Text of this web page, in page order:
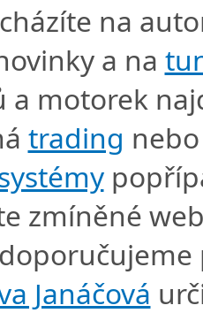
na
a na
a motorek
trading
zmíněné
Janáčová